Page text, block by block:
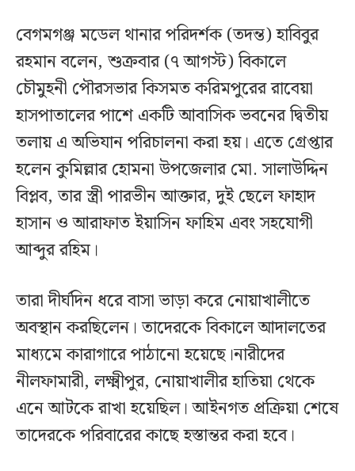
বেগমগঞ্জ মডেল থানার পরিদর্শক (তদন্ত) হাবিবুর
রহমান বলেন, শুক্রবার (৭ আগস্ট) বিকালে
চৌমুহনী পৌরসভার কিসমত করিমপুরের রাবেয়া
হাসপাতালের পাশে একটি আবাসিক ভবনের দ্বিতীয়
তলায় এ অভিযান পরিচালনা করা হয়। এতে গ্রেপ্তার
হলেন কুমিল্লার হোমনা উপজেলার মো. সালাউদ্দিন
বিপ্লব, তার স্ত্রী পারভীন আক্তার, দুই ছেলে ফাহাদ
হাসান ও আরাফাত ইয়াসিন ফাহিম এবং সহযোগী
আব্দুর রহিম।
তারা দীর্ঘদিন ধরে বাসা ভাড়া করে নোয়াখালীতে
অবস্থান করছিলেন। তাদেরকে বিকালে আদালতের
মাধ্যমে কারাগারে পাঠানো হয়েছে।নারীদের
নীলফামারী, লক্ষ্মীপুর, নোয়াখালীর হাতিয়া থেকে
এনে আটকে রাখা হয়েছিল। আইনগত প্রক্রিয়া শেষে
তাদেরকে পরিবারের কাছে হস্তান্তর করা হবে।